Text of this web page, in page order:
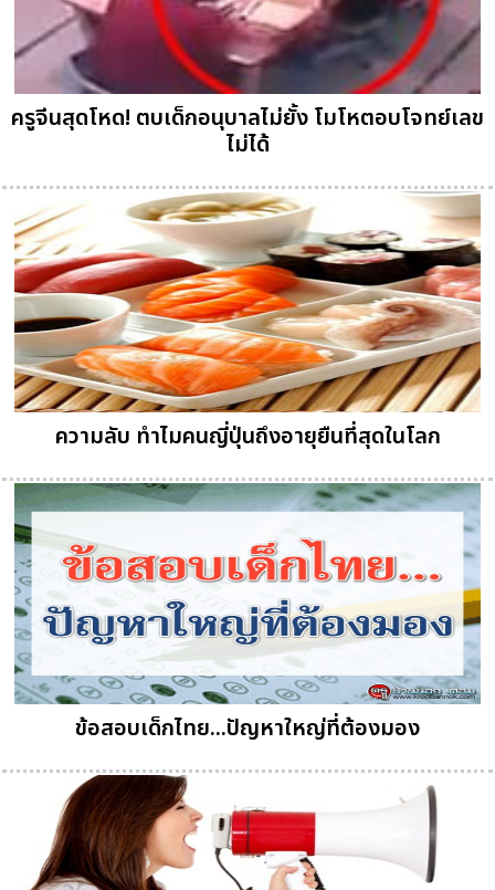
ครูจีนสุดโหด! ตบเด็กอนุบาลไม่ยั้ง โมโหตอบโจทย์เลข
ไม่ได้
ความลับ ทำไมคนญี่ปุ่นถึงอายุยืนที่สุดในโลก
ข้อสอบเด็กไทย...ปัญหาใหญ่ที่ต้องมอง